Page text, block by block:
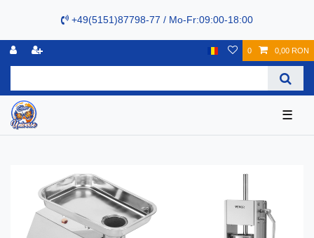
+49(5151)87798-77 / Mo-Fr:09:00-18:00
0 0,00 RON
☰